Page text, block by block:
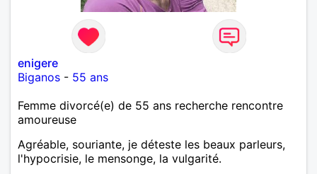
enigere
Biganos - 55 ans
Femme divorcé(e) de 55 ans recherche rencontre
amoureuse
Agréable, souriante, je déteste les beaux parleurs,
l'hypocrisie, le mensonge, la vulgarité.